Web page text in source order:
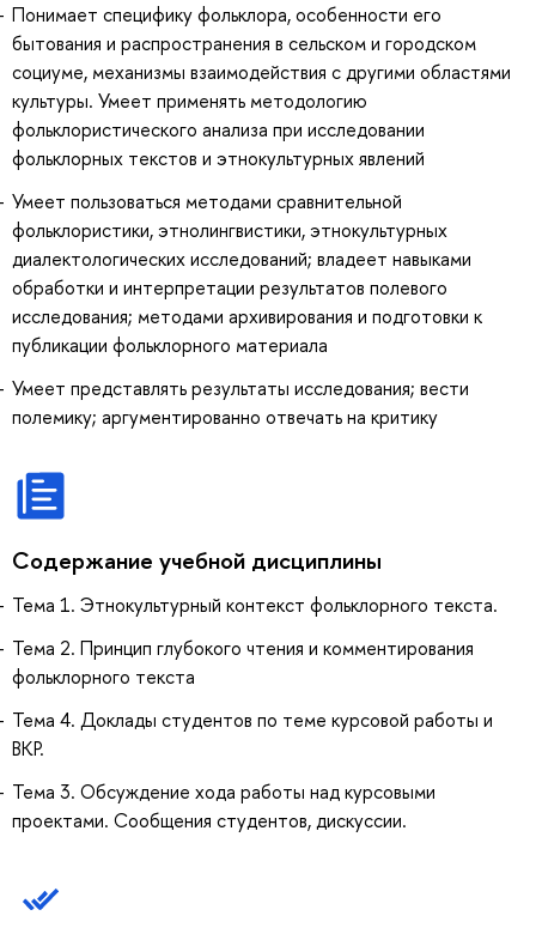
Понимает специфику фольклора, особенности его
бытования и распространения в сельском и городском
социуме, механизмы взаимодействия с другими областями
культуры. Умеет применять методологию
фольклористического анализа при исследовании
фольклорных текстов и этнокультурных явлений
Умеет пользоваться методами сравнительной
фольклористики, этнолингвистики, этнокультурных
диалектологических исследований; владеет навыками
обработки и интерпретации результатов полевого
исследования; методами архивирования и подготовки к
публикации фольклорного материала
Умеет представлять результаты исследования; вести
полемику; аргументированно отвечать на критику
Содержание учебной дисциплины
Тема 1. Этнокультурный контекст фольклорного текста.
Тема 2. Принцип глубокого чтения и комментирования
фольклорного текста
Тема 4. Доклады студентов по теме курсовой работы и
ВКР.
Тема 3. Обсуждение хода работы над курсовыми
проектами. Сообщения студентов, дискуссии.